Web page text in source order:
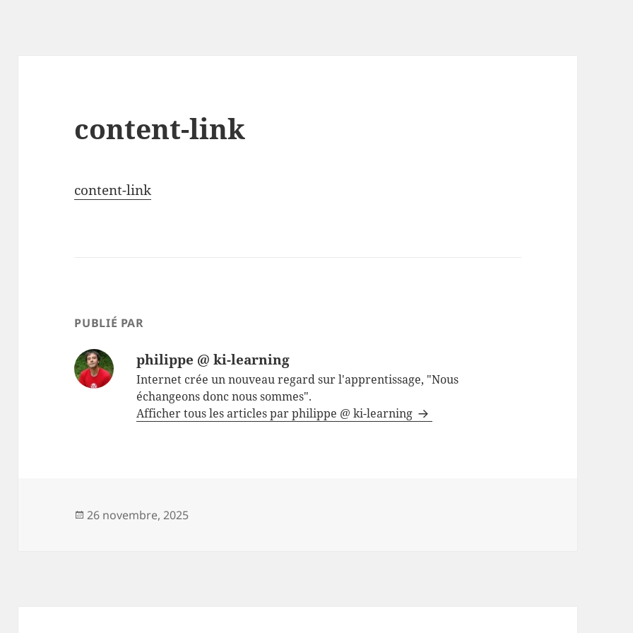
content-link
content-link
PUBLIÉ PAR
philippe @ ki-learning
Internet crée un nouveau regard sur l'apprentissage, "Nous
échangeons donc nous sommes".
Afficher tous les articles par philippe @ ki-learning
Publié
26 novembre, 2025